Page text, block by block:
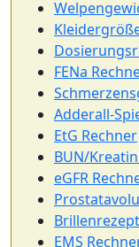
FENa
Adderall-
EtG Rechner
BUN/
eGFR
EMS